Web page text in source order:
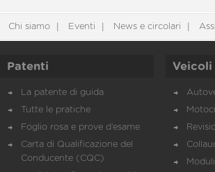
Chi siamo Eventi News e circolari
Patenti
La patente di guida
Tutte le pratiche
Foglio rosa e prove d’esame
Carta di Qualificazione del
Conducente (CQC)
Veicoli